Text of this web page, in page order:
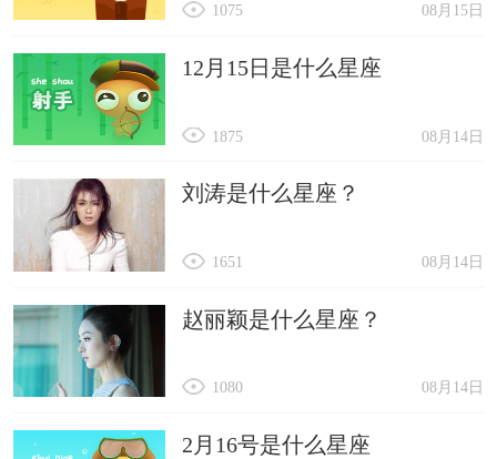
08月15日
1075
12月15日是什么星座
08月14日
1875
刘涛是什么星座？
08月14日
1651
赵丽颖是什么星座？
08月14日
1080
2月16号是什么星座